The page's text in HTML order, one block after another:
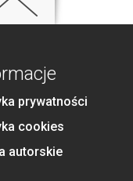
prywatności
cookies
autorskie